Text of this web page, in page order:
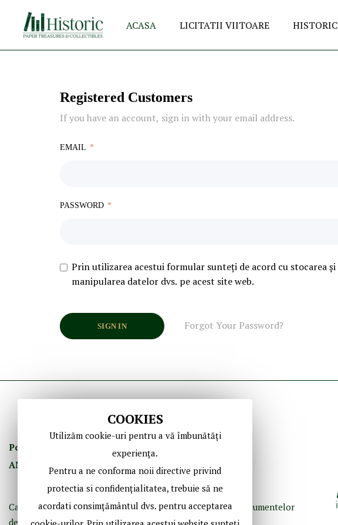
ACASA LICITATII VIITOARE HISTORIC
Registered Customers
If you have an account, sign in with your email address.
EMAIL
PASSWORD
Prin utilizarea acestui formular sunteți de acord cu stocarea și
manipularea datelor dvs. pe acest site web.
SIGN IN Forgot Your Password?
COOKIES
Utilizăm cookie-uri pentru a vă îmbunătăți
experiența.
Pentru a ne conforma noii directive privind
protectia si confidențialitatea, trebuie să ne
acordati consimțământul dvs. pentru acceptarea
Politica de Confidenţ
ANPC
Contact
Casă de licitaţii dedicată bibliofiliei, fotografiei istorice şi documentelor
de epocă.